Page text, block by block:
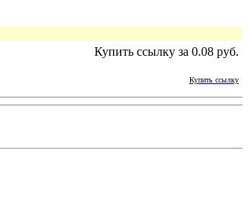
Купить ссылку за 0.08 руб.
Купить ссылку